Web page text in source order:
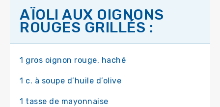
AÏOLI AUX OIGNONS
ROUGES GRILLÉS :
1 gros oignon rouge, haché
1 c. à soupe d’huile d’olive
1 tasse de mayonnaise